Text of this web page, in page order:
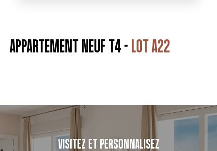
APPARTEMENT NEUF T4 - LOT A22
VISITEZ ET PERSONNALISEZ